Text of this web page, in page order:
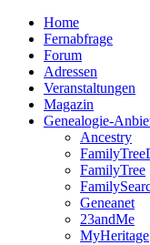
Home
Fernabfrage
Forum
Adressen
Veranstaltungen
Magazin
Genealogie-
Ancestry
FamilyTree
Geneanet
23andMe
MyHeritage